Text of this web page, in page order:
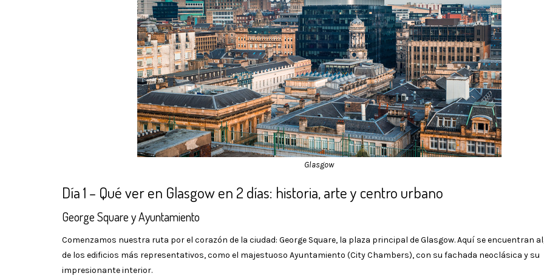
Glasgow
Día 1 – Qué ver en Glasgow en 2 días: historia, arte y centro urbano
George Square y Ayuntamiento
Comenzamos nuestra ruta por el corazón de la ciudad: George Square, la plaza principal de Glasgow. Aquí se encuentran
de los edificios más representativos, como el majestuoso Ayuntamiento (City Chambers), con su fachada neoclásica y su
impresionante interior.